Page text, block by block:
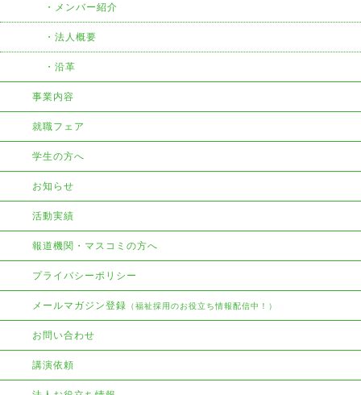
メンバー紹介
法人概要
沿革
事業内容
就職フェア
学生の方へ
お知らせ
活動実績
報道機関・マスコミの方へ
プライバシーポリシー
メールマガジン登録 （福祉採用のお役立ち情報配信中！）
お問い合わせ
講演依頼